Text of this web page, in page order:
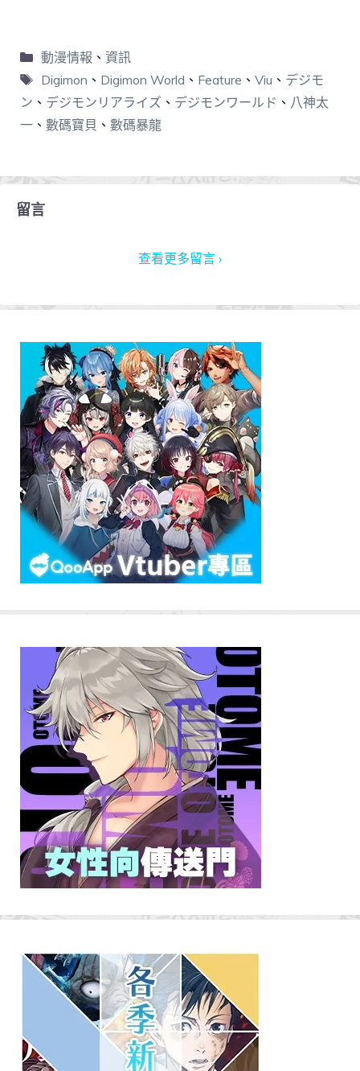
動漫情報 、 資訊
Digimon 、 Digimon World 、 Feature 、 Viu 、 デジモ
ン 、 デジモンリアライズ 、 デジモンワールド 、 八神太
一 、 數碼寶貝 、 數碼暴龍
留言
查看更多留言 ›